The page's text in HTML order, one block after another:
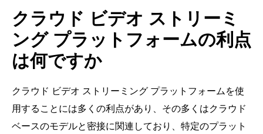
クラウド ビデオ ストリーミ
ング プラットフォームの利点
は何ですか
クラウド ビデオ ストリーミング プラットフォームを使
用することには多くの利点があり、その多くはクラウド
ベースのモデルと密接に関連しており、特定のプラット